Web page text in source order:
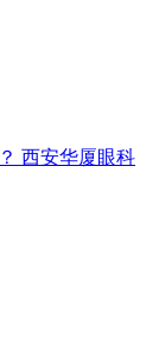
西安华厦眼科